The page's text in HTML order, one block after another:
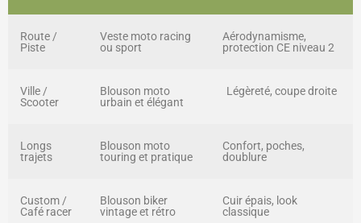
Route /
Piste
Veste moto racing
ou sport
Aérodynamisme,
protection CE niveau 2
Ville /
Scooter
Blouson moto
urbain et élégant
Légèreté, coupe droite
Longs
trajets
Blouson moto
touring et pratique
Confort, poches,
doublure
Custom /
Café racer
Blouson biker
vintage et rétro
Cuir épais, look
classique